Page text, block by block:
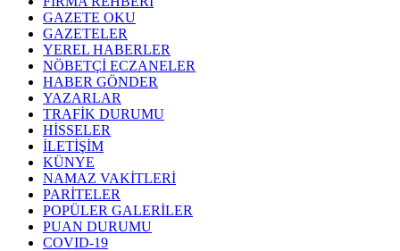
GAZETE OKU
GAZETELER
YEREL HABERLER
NÖBETÇİ ECZANELER
HABER GÖNDER
YAZARLAR
TRAFİK DURUMU
HİSSELER
İLETİŞİM
KÜNYE
NAMAZ VAKİTLERİ
PARİTELER
POPÜLER GALERİLER
PUAN DURUMU
COVID-19